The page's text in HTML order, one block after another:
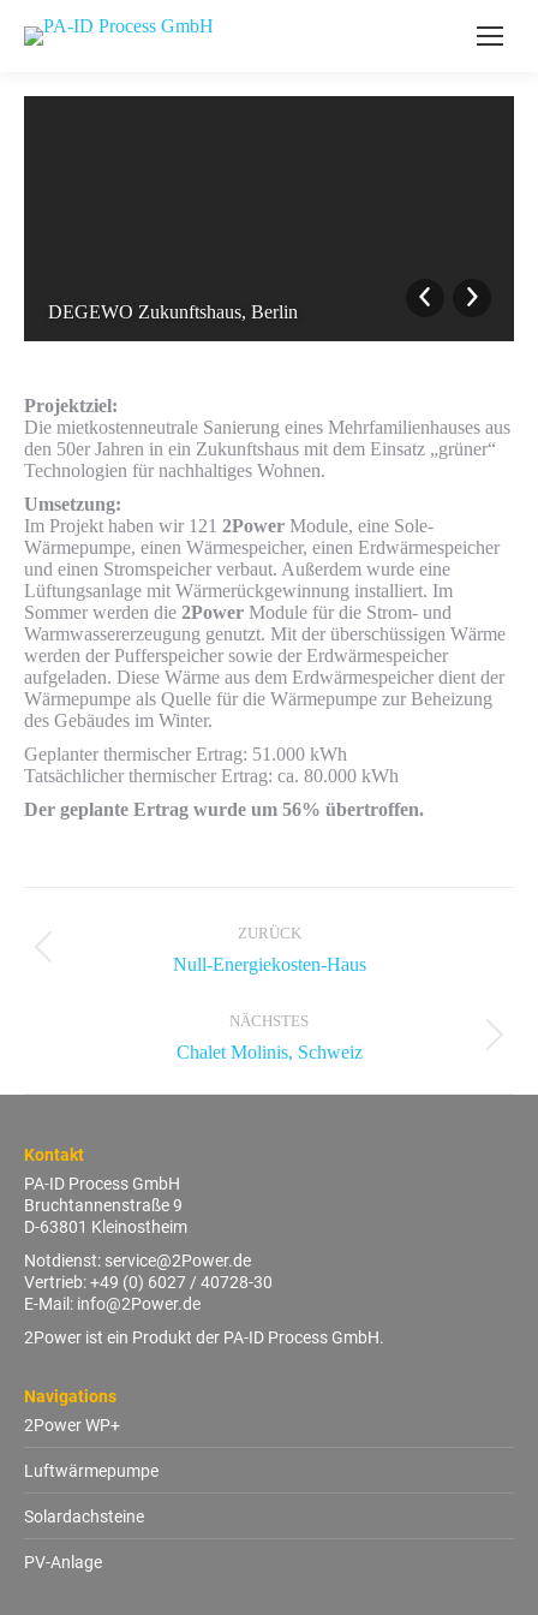
DEGEWO Zukunftshaus, Berlin
Projektziel:
Die mietkostenneutrale Sanierung eines Mehrfamilienhauses aus
den 50er Jahren in ein Zukunftshaus mit dem Einsatz „grüner“
Technologien für nachhaltiges Wohnen.
Umsetzung:
Im Projekt haben wir 121 2Power Module, eine Sole-
Wärmepumpe, einen Wärmespeicher, einen Erdwärmespeicher
und einen Stromspeicher verbaut. Außerdem wurde eine
Lüftungsanlage mit Wärmerückgewinnung installiert. Im
Sommer werden die 2Power Module für die Strom- und
Warmwassererzeugung genutzt. Mit der überschüssigen Wärme
werden der Pufferspeicher sowie der Erdwärmespeicher
aufgeladen. Diese Wärme aus dem Erdwärmespeicher dient der
Wärmepumpe als Quelle für die Wärmepumpe zur Beheizung
des Gebäudes im Winter.
Geplanter thermischer Ertrag: 51.000 kWh
Tatsächlicher thermischer Ertrag: ca. 80.000 kWh
Der geplante Ertrag wurde um 56% übertroffen.
ZURÜCK
Vorheriges
Null-Energiekosten-Haus
NÄCHSTES
Nächstes
Album:
Chalet Molinis, Schweiz
Kontakt
PA-ID Process GmbH
Bruchtannenstraße 9
D-63801 Kleinostheim
Notdienst: service@2Power.de
Vertrieb:+49 (0) 6027 / 40728-30
E-Mail: info@2Power.de
2Power ist ein Produkt der PA-ID Process GmbH.
Navigations
2Power WP+
Luftwärmepumpe
Solardachsteine
PV-Anlage